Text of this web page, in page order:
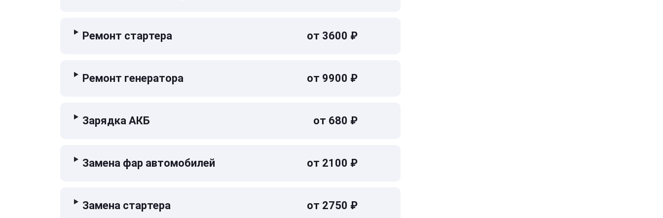
Ремонт стартера от 3600 ₽
Ремонт генератора от 9900 ₽
Зарядка АКБ от 680 ₽
Замена фар автомобилей от 2100 ₽
Замена стартера от 2750 ₽